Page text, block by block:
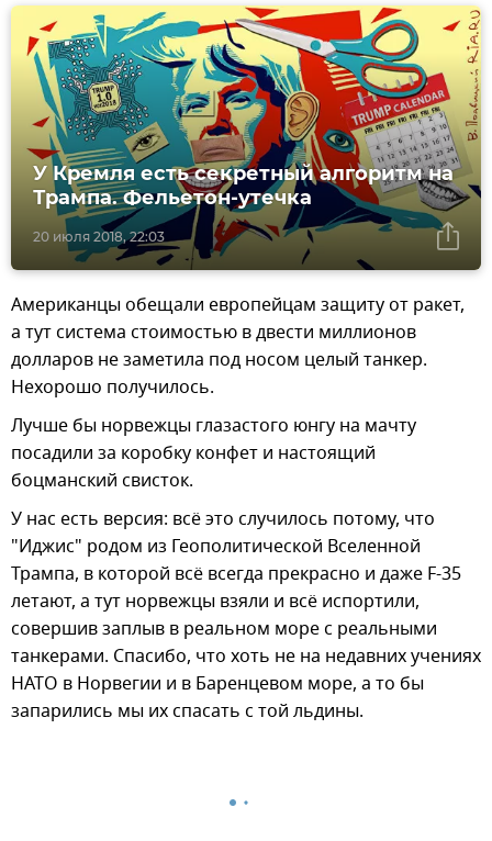
20 июля 2018, 22:03
У Кремля есть секретный алгоритм на
Трампа. Фельетон-утечка
Американцы обещали европейцам защиту от ракет,
а тут система стоимостью в двести миллионов
долларов не заметила под носом целый танкер.
Нехорошо получилось.
Лучше бы норвежцы глазастого юнгу на мачту
посадили за коробку конфет и настоящий
боцманский свисток.
У нас есть версия: всё это случилось потому, что
"Иджис" родом из Геополитической Вселенной
Трампа, в которой всё всегда прекрасно и даже F-35
летают, а тут норвежцы взяли и всё испортили,
совершив заплыв в реальном море с реальными
танкерами. Спасибо, что хоть не на недавних учениях
НАТО в Норвегии и в Баренцевом море, а то бы
запарились мы их спасать с той льдины.